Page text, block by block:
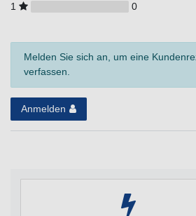
1
0
Melden Sie sich an, um eine
verfassen.
Anmelden